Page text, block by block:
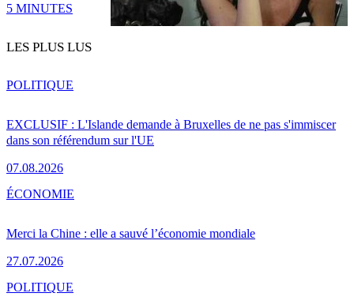
5 MINUTES
LES PLUS LUS
EXCLUSIF : L'Islande demande à Bruxelles de ne pas s'immiscer
dans son référendum sur l'UE
07.08.2026
POLITIQUE
Merci la Chine : elle a sauvé l’économie mondiale
27.07.2026
ÉCONOMIE
POLITIQUE